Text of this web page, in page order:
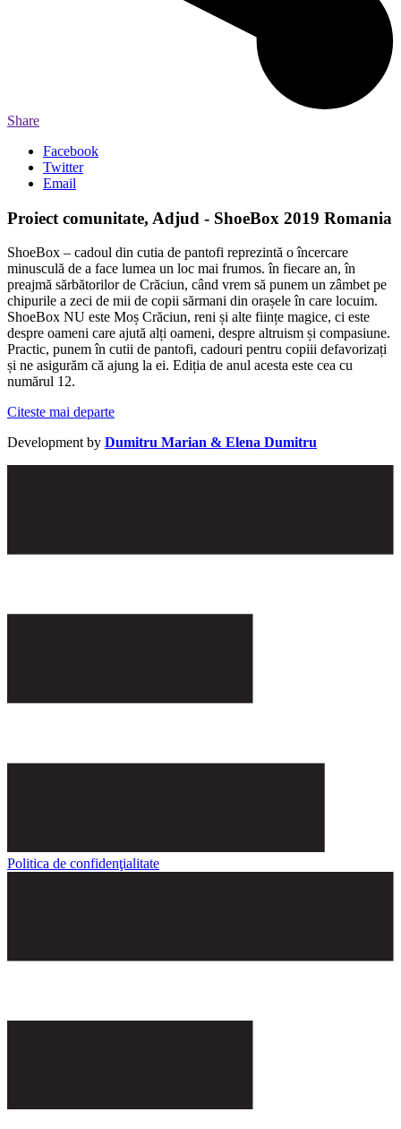
Share
Facebook
Twitter
Email
Proiect comunitate, Adjud - ShoeBox 2019 Romania
ShoeBox – cadoul din cutia de pantofi reprezintă o încercare
minusculă de a face lumea un loc mai frumos. în fiecare an, în
preajmă sărbătorilor de Crăciun, când vrem să punem un zâmbet pe
chipurile a zeci de mii de copii sărmani din orașele în care locuim.
ShoeBox NU este Moș Crăciun, reni și alte ființe magice, ci este
despre oameni care ajută alți oameni, despre altruism și compasiune.
Practic, punem în cutii de pantofi, cadouri pentru copiii defavorizați
și ne asigurăm că ajung la ei. Ediția de anul acesta este cea cu
numărul 12.
Citeste mai departe
Development by Dumitru Marian & Elena Dumitru
Politica de confidenţialitate